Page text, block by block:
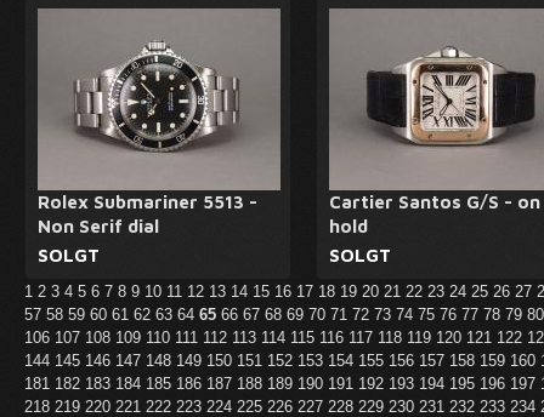
Rolex Submariner 5513 -
Non Serif dial
SOLGT
Cartier Santos G/S - on
hold
SOLGT
1 2 3 4 5 6 7 8 9 10 11 12 13 14 15 16 17 18 19 20 21 22 23 24 25 26 27
57 58 59 60 61 62 63 64 65 66 67 68 69 70 71 72 73 74 75 76 77 78 79
106 107 108 109 110 111 112 113 114 115 116 117 118 119 120 121 122
144 145 146 147 148 149 150 151 152 153 154 155 156 157 158 159 160
181 182 183 184 185 186 187 188 189 190 191 192 193 194 195 196 197
218 219 220 221 222 223 224 225 226 227 228 229 230 231 232 233 234